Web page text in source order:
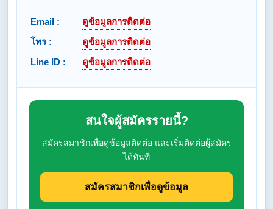
Email :
ดูข้อมูลการติดต่อ
โทร :
ดูข้อมูลการติดต่อ
Line ID :
ดูข้อมูลการติดต่อ
สนใจผู้สมัครรายนี้?
สมัครสมาชิกเพื่อดูข้อมูลติดต่อ และเริ่มติดต่อผู้สมัคร
ได้ทันที
สมัครสมาชิกเพื่อดูข้อมูล